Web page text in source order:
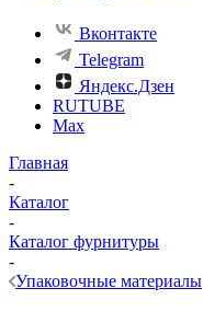
Вконтакте
Telegram
Яндекс.Дзен
RUTUBE
Max
Главная
-
Каталог
-
Каталог фурнитуры
-
Упаковочные материалы